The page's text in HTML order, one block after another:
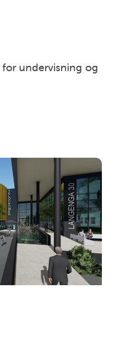
for undervisning og